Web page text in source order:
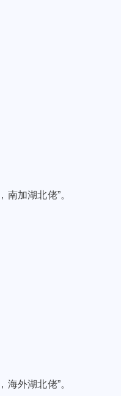
南加湖北佬”。
海外湖北佬”。